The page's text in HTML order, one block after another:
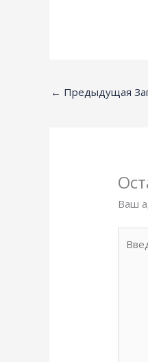
← Предыдущая
Ваш